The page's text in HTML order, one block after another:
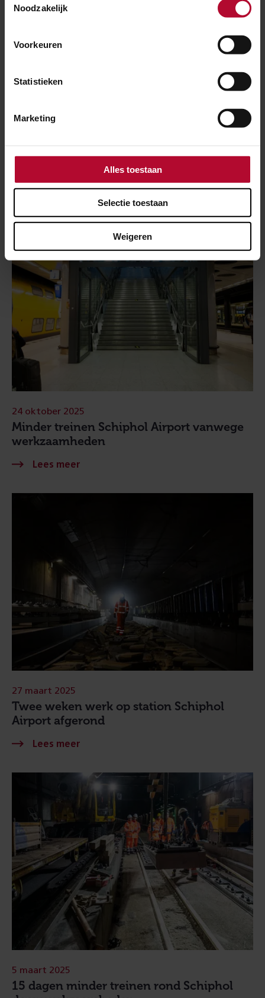
Noodzakelijk
Voorkeuren
Statistieken
Marketing
Alles toestaan
Selectie toestaan
Weigeren
Nieuws over dit project
Minder treinen Schiphol Airport vanwege
werkzaamheden
24 oktober 2025
Twee weken werk op station Schiphol
Airport afgerond
27 maart 2025
15 dagen minder treinen rond Schiphol
5 maart 2025